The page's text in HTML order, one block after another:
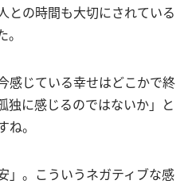
との時間も大切にされている
感じている幸せはどこかで終
独に感じるのではないか」と
。
」。こういうネガティブな感